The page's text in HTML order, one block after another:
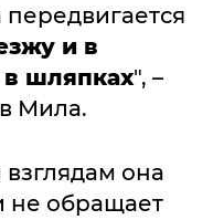
и в
в шляпках", –
Мила.
она
не обращает